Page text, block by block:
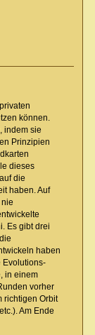
können.
indem sie
Prinzipien
dieses
die
haben. Auf
Es gibt drei
haben
Evolutions-
in einem
vorher
richtigen Orbit
Am Ende